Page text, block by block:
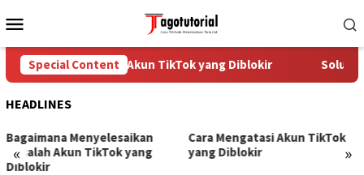
to
Menu
Special Content
Cara Mengatasi Akun TikTok yang Diblokir Solusi
HEADLINES
« »
Bagaimana Menyelesaikan
Masalah Akun TikTok yang
Diblokir
Cara Mengatasi Akun TikTok
yang Diblokir